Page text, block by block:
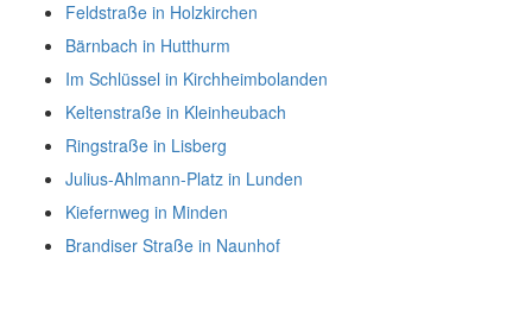
Feldstraße in Holzkirchen
Bärnbach in Hutthurm
Im Schlüssel in Kirchheimbolanden
Keltenstraße in Kleinheubach
Ringstraße in Lisberg
Julius-Ahlmann-Platz in Lunden
Kiefernweg in Minden
Brandiser Straße in Naunhof